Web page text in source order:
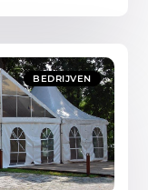
BEDRIJVEN